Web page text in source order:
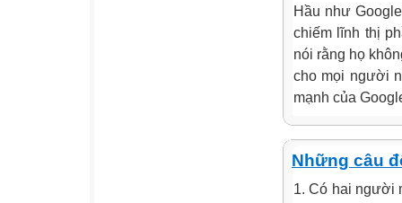
Hầu như
chiếm lĩnh thị
nói rằng họ
cho mọi người
mạnh của
Những câu
1. Có hai người